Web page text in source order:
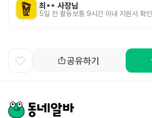
최** 사장님
5일 전 활동보통 9시간 이내 지원서 확인
공유하기